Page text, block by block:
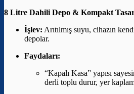
8 Litre Dahili Depo & Kompakt
İşlev: Arıtılmış suyu, cihazın
depolar.
Faydaları:
“Kapalı Kasa” yapısı
derli toplu durur, yer